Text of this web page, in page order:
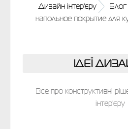
Дизайн інтер'єру Блог
напольное покрытие для
ІДЕЇ
Все про конструктивні
інтер'єру